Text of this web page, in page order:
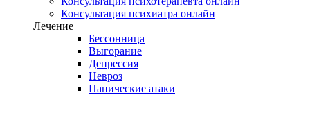
Консультация психиатра онлайн
Лечение
Бессонница
Выгорание
Депрессия
Невроз
Панические атаки